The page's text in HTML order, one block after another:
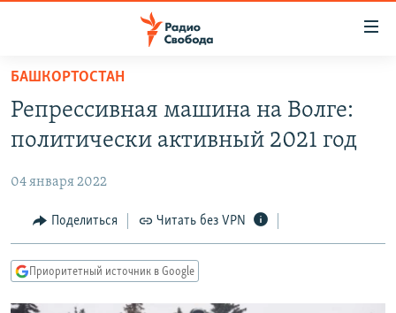
упрощенного
доступа
основному
Вернутся
главной
навигации
Вернутся
ПОДКАСТЫ
ЦИТАТЫ СВОБОДЫ
МНЕНИЯ
IDEL.РЕАЛИИ
БАШКОРТОСТАН
Репрессивная машина на Волге:
политически активный 2021 год
04 января 2022
Поделиться Читать без VPN
Приоритетный источник в Google